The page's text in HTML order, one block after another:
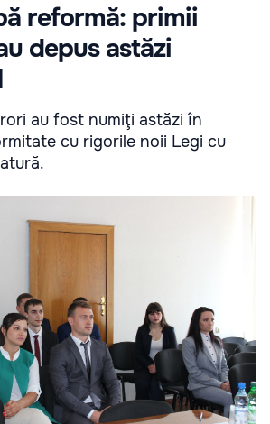
reformă: primii
depus astăzi
au fost numiţi astăzi în
cu rigorile noii Legi cu